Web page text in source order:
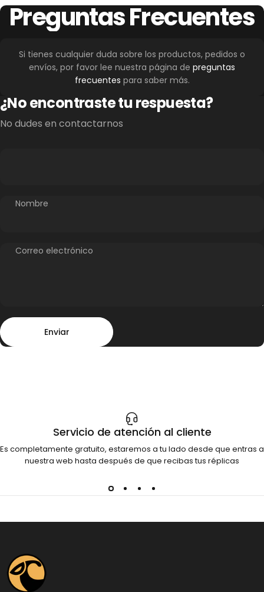
PreguntasFrecuentes
Si tienes cualquier duda sobre los productos, pedidos o
envíos, por favor lee nuestra página de preguntas
frecuentes para saber más.
¿No encontraste tu respuesta?
No dudes en contactarnos
Nombre
Correo electrónico
Enviar
Enviar
Servicio de atención al cliente
Es completamente gratuito, estaremos a tu lado desde que entras a
nuestra web hasta después de que recibas tus réplicas
Dinosauria Creatures